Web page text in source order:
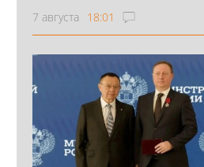
7 августа 18:01